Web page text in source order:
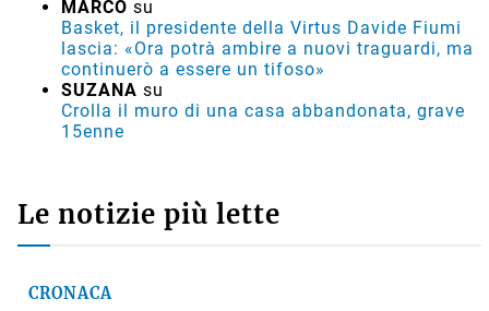
MARCO su
Basket, il presidente della Virtus Davide Fiumi
lascia: «Ora potrà ambire a nuovi traguardi, ma
continuerò a essere un tifoso»
SUZANA su
Crolla il muro di una casa abbandonata, grave
15enne
Le notizie più lette
CRONACA